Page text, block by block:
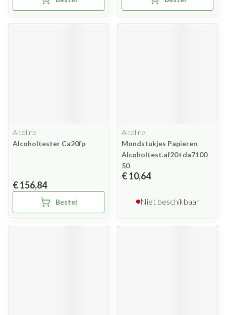
Alcoline
Alcoholtester Ca20fp
€ 156,84
Bestel
Alcoline
Mondstukjes Papieren
Alcoholtest.af20+da7100
50
€ 10,64
Niet beschikbaar